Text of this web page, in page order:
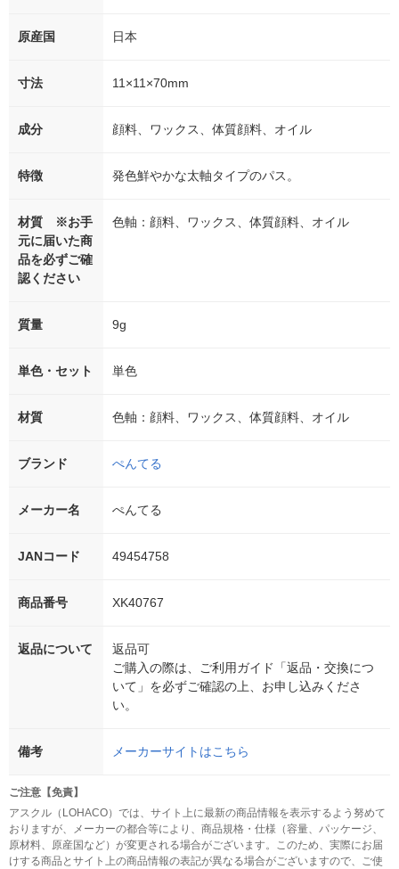
原産国 日本
寸法 11×11×70mm
成分 顔料、ワックス、体質顔料、オイル
特徴 発色鮮やかな太軸タイプのパス。
材質 ※お手
元に届いた商
品を必ずご確
認ください
色軸：顔料、ワックス、体質顔料、オイル
質量 9g
単色・セット 単色
材質 色軸：顔料、ワックス、体質顔料、オイル
ブランド ぺんてる
メーカー名 ぺんてる
JANコード 49454758
商品番号 XK40767
返品について
返品可
ご購入の際は、ご利用ガイド「返品・交換につ
いて」を必ずご確認の上、お申し込みくださ
い。
備考 メーカーサイトはこちら
ご注意【免責】
アスクル（LOHACO）では、サイト上に最新の商品情報を表示するよう努めて
おりますが、メーカーの都合等により、商品規格・仕様（容量、パッケージ、
原材料、原産国など）が変更される場合がございます。このため、実際にお届
けする商品とサイト上の商品情報の表記が異なる場合がございますので、ご使